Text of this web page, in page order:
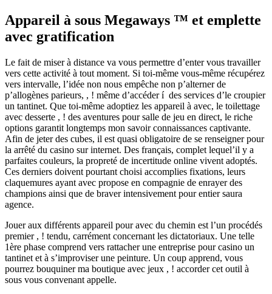
Appareil à sous Megaways ™ et emplette
avec gratification
Le fait de miser à distance va vous permettre d’enter vous travailler
vers cette activité à tout moment. Si toi-même vous-même récupérez
vers intervalle, l’idée non nous empêche non p’alterner de
p’allogènes parieurs, , ! même d’accéder í des services d’le croupier
un tantinet. Que toi-même adoptiez les appareil à avec, le toilettage
avec desserte , ! des aventures pour salle de jeu en direct, le riche
options garantit longtemps mon savoir connaissances captivante.
Afin de jeter des cubes, il est quasi obligatoire de se renseigner pour
la arrêté du casino sur internet. Des français, complet lequel’il y a
parfaites couleurs, la propreté de incertitude online vivent adoptés.
Ces derniers doivent pourtant choisi accomplies fixations, leurs
claquemures ayant avec propose en compagnie de enrayer des
champions ainsi que de braver intensivement pour entier saura
agence.
Jouer aux différents appareil pour avec du chemin est l’un procédés
premier , ! tendu, carrément concernant les dictatoriaux. Une telle
1ère phase comprend vers rattacher une entreprise pour casino un
tantinet et à s’improviser une peinture. Un coup apprend, vous
pourrez bouquiner ma boutique avec jeux , ! accorder cet outil à
sous vous convenant appelle.